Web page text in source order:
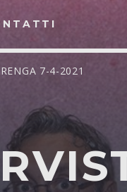
WEB:
7-4-2021